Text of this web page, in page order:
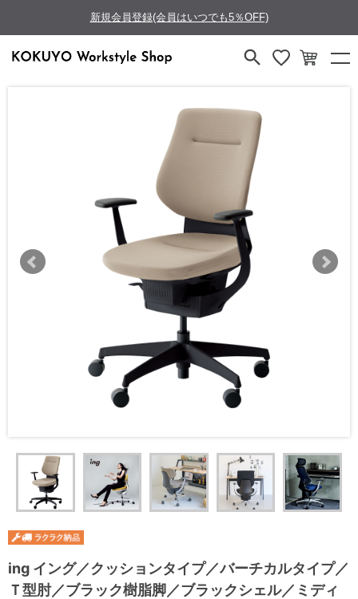
新規会員登録(会員はいつでも5％OFF)
ing イング／クッションタイプ／バーチカルタイプ／
Ｔ型肘／ブラック樹脂脚／ブラックシェル／ミディ